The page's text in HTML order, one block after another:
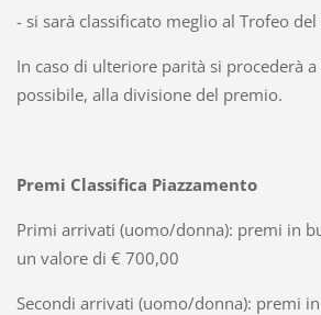
- si sarà classificato meglio al Trofeo
In caso di ulteriore parità si procederà
possibile, alla divisione del premio.
Premi Classifica Piazzamento
Primi arrivati (uomo/donna): premi in
un valore di € 700,00
Secondi arrivati (uomo/donna): premi